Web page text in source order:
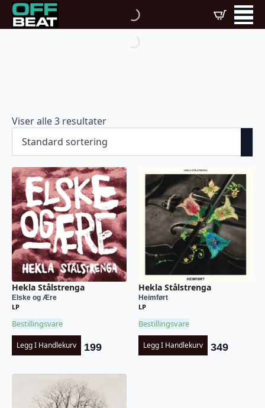
Viser alle 3 resultater
Hekla Stålstrenga
Elske og Ære
LP
Bestillingsvare
Legg I Handlekurv 199
Hekla Stålstrenga
Heimført
LP
Bestillingsvare
Legg I Handlekurv 349